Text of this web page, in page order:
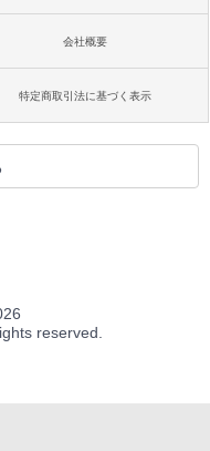
会社概要
特定商取引法に基づく表示
reserved.